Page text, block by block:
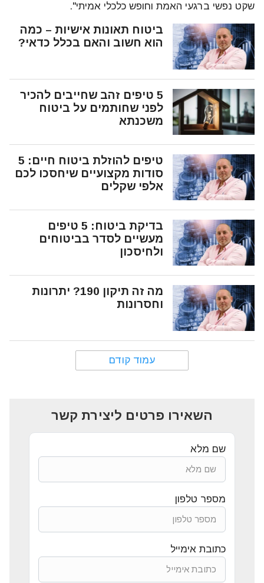
שקט נפשי ברגעי האמת וחופש כלכלי אמיתי".
ביטוח תאונות אישיות – כמה
הוא חשוב והאם בכלל כדאי?
5 טיפים זהב שחייבים להכיר
לפני שחותמים על ביטוח
משכנתא
טיפים להוזלת ביטוח חיים: 5
סודות מקצועיים שיחסכו לכם
אלפי שקלים
בדיקת ביטוח: 5 טיפים
מעשיים לסדר בביטוחים
ולחיסכון
מה זה תיקון 190? יתרונות
וחסרונות
עמוד קודם
השאירו פרטים ליצירת קשר
שם מלא
מספר טלפון
כתובת אימייל